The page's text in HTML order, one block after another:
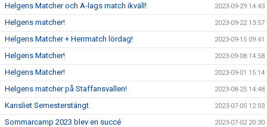
Helgens Matcher och A-lags match ikväll! 2023-09-29 14:43
Helgens matcher! 2023-09-22 13:57
Helgens Matcher + Herrmatch lördag! 2023-09-15 09:41
Helgens Matcher! 2023-09-08 14:58
Helgens Matcher! 2023-09-01 15:14
Helgens matcher på Staffansvallen! 2023-08-25 14:48
Kansliet Semesterstängt 2023-07-05 12:03
Sommarcamp 2023 blev en succé 2023-07-02 20:30